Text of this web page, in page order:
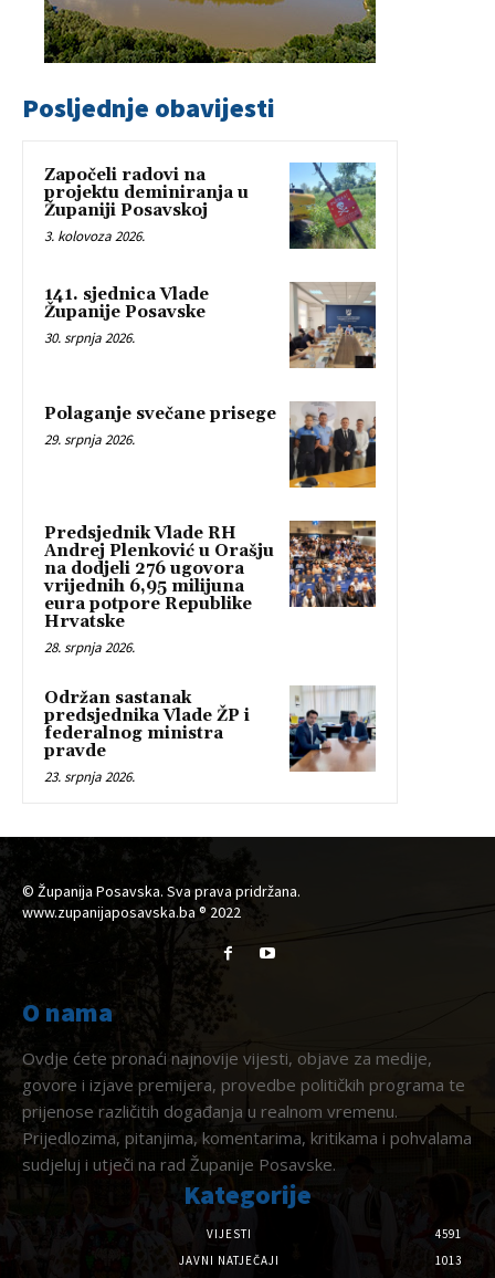
Posljednje obavijesti
Započeli radovi na
projektu deminiranja u
Županiji Posavskoj
3. kolovoza 2026.
141. sjednica Vlade
Županije Posavske
30. srpnja 2026.
Polaganje svečane prisege
29. srpnja 2026.
Predsjednik Vlade RH
Andrej Plenković u Orašju
na dodjeli 276 ugovora
vrijednih 6,95 milijuna
eura potpore Republike
Hrvatske
28. srpnja 2026.
Održan sastanak
predsjednika Vlade ŽP i
federalnog ministra
pravde
23. srpnja 2026.
© Županija Posavska. Sva prava pridržana.
www.zupanijaposavska.ba ® 2022
O nama
Ovdje ćete pronaći najnovije vijesti, objave za medije,
govore i izjave premijera, provedbe političkih programa te
prijenose različitih događanja u realnom vremenu.
Prijedlozima, pitanjima, komentarima, kritikama i pohvalama
sudjeluj i utječi na rad Županije Posavske.
Kategorije
VIJESTI
4591
JAVNI NATJEČAJI
1013